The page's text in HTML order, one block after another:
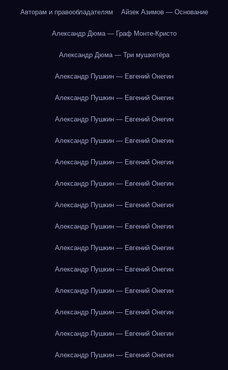
Авторам и правообладателям Айзек Азимов — Основание
Александр Дюма — Граф Монте-Кристо
Александр Дюма — Три мушкетёра
Александр Пушкин — Евгений Онегин
Александр Пушкин — Евгений Онегин
Александр Пушкин — Евгений Онегин
Александр Пушкин — Евгений Онегин
Александр Пушкин — Евгений Онегин
Александр Пушкин — Евгений Онегин
Александр Пушкин — Евгений Онегин
Александр Пушкин — Евгений Онегин
Александр Пушкин — Евгений Онегин
Александр Пушкин — Евгений Онегин
Александр Пушкин — Евгений Онегин
Александр Пушкин — Евгений Онегин
Александр Пушкин — Евгений Онегин
Александр Пушкин — Евгений Онегин